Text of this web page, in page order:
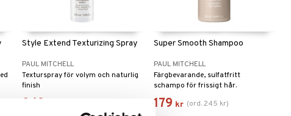
Style Extend Texturizing Spray
PAUL MITCHELL
Texturspray för volym och naturlig
finish
Super Smooth Shampoo
PAUL MITCHELL
Färgbevarande, sulfatfritt
schampo för frissigt hår.
179 kr (ord.245 kr)